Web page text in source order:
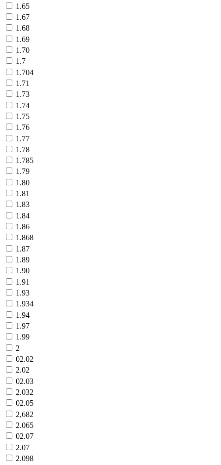
1.65
1.67
1.68
1.69
1.70
1.7
1.704
1.71
1.73
1.74
1.75
1.76
1.77
1.78
1.785
1.79
1.80
1.81
1.83
1.84
1.86
1.868
1.87
1.89
1.90
1.91
1.93
1.934
1.94
1.97
1.99
2
02.02
2.02
02.03
2.032
02.05
2,682
2.065
02.07
2.07
2.098